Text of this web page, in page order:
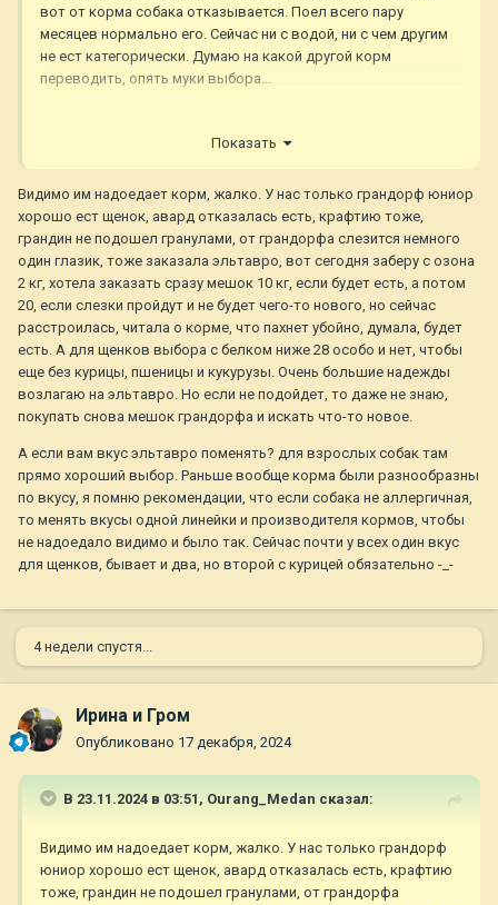
вот от корма собака отказывается. Поел всего пару
месяцев нормально его. Сейчас ни с водой, ни с чем другим
не ест категорически. Думаю на какой другой корм
переводить, опять муки выбора...
Показать
Видимо им надоедает корм, жалко. У нас только грандорф юниор
хорошо ест щенок, авард отказалась есть, крафтию тоже,
грандин не подошел гранулами, от грандорфа слезится немного
один глазик, тоже заказала эльтавро, вот сегодня заберу с озона
2 кг, хотела заказать сразу мешок 10 кг, если будет есть, а потом
20, если слезки пройдут и не будет чего-то нового, но сейчас
расстроилась, читала о корме, что пахнет убойно, думала, будет
есть. А для щенков выбора с белком ниже 28 особо и нет, чтобы
еще без курицы, пшеницы и кукурузы. Очень большие надежды
возлагаю на эльтавро. Но если не подойдет, то даже не знаю,
покупать снова мешок грандорфа и искать что-то новое.
А если вам вкус эльтавро поменять? для взрослых собак там
прямо хороший выбор. Раньше вообще корма были разнообразны
по вкусу, я помню рекомендации, что если собака не аллергичная,
то менять вкусы одной линейки и производителя кормов, чтобы
не надоедало видимо и было так. Сейчас почти у всех один вкус
для щенков, бывает и два, но второй с курицей обязательно -_-
4 недели спустя...
Ирина и Гром
Опубликовано 17 декабря, 2024
В 23.11.2024 в 03:51, Ourang_Medan сказал:
Видимо им надоедает корм, жалко. У нас только грандорф
юниор хорошо ест щенок, авард отказалась есть, крафтию
тоже, грандин не подошел гранулами, от грандорфа